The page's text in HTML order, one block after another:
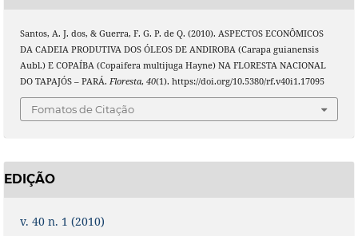
Santos, A. J. dos, & Guerra, F. G. P. de Q. (2010). ASPECTOS ECONÔMICOS
DA CADEIA PRODUTIVA DOS ÓLEOS DE ANDIROBA (Carapa guianensis
Aubl.) E COPAÍBA (Copaifera multijuga Hayne) NA FLORESTA NACIONAL
DO TAPAJÓS – PARÁ. Floresta, 40(1). https://doi.org/10.5380/rf.v40i1.17095
Fomatos de Citação
EDIÇÃO
v. 40 n. 1 (2010)